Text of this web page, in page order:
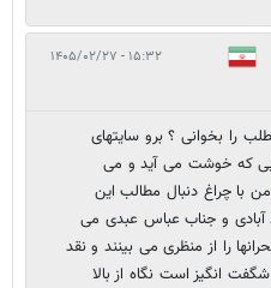
۱۵:۳۲ - ۱۴۰۵/۰۲/۲۷
را بخوانی ؟ برو سایتهای
که خوشت می آید و می
با چراغ دنبال مطالب این
آبادی و جناب عباس عبدی می
را از منظری می بینند و نقد
انگیز است نگاه از بالا